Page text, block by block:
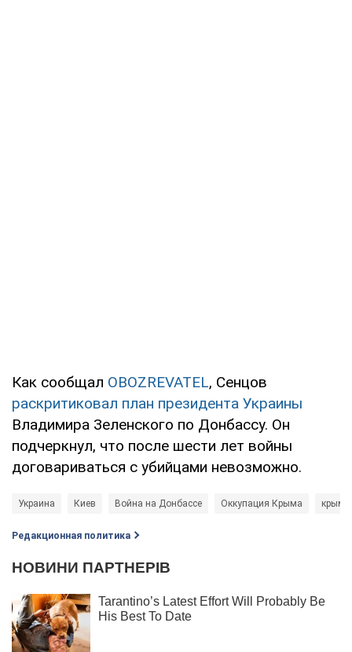
Как сообщал OBOZREVATEL, Сенцов
раскритиковал план президента Украины
Владимира Зеленского по Донбассу. Он
подчеркнул, что после шести лет войны
договариваться с убийцами невозможно.
Украина Киев Война на Донбассе Оккупация Крыма
Редакционная политика